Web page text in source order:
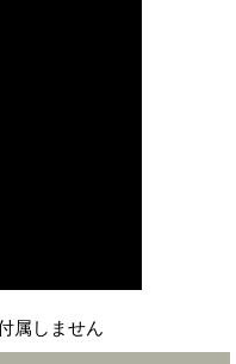
属しません